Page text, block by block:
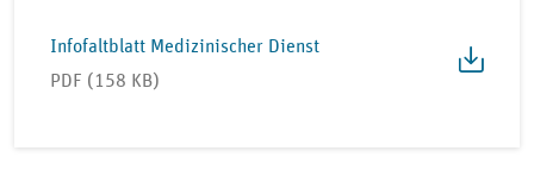
Infofaltblatt Medizinischer Dienst
PDF (158 KB)